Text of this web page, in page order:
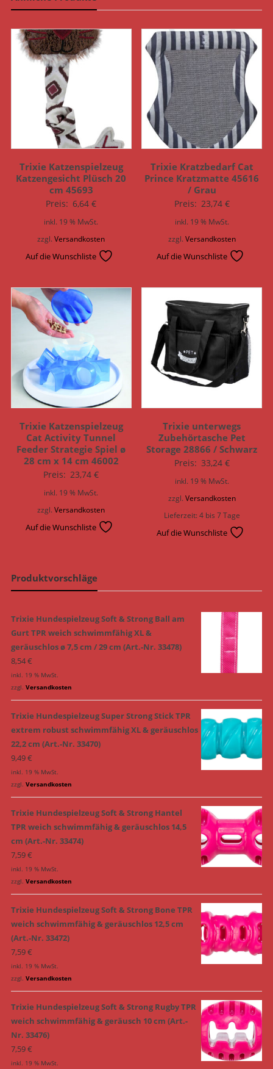
Trixie Katzenspielzeug
Katzengesicht Plüsch 20
cm 45693
Preis: 6,64€
inkl. 19 % MwSt.
zzgl.Versandkosten
Auf die Wunschliste
Trixie Kratzbedarf Cat
Prince Kratzmatte 45616
/ Grau
Preis: 23,74 €
inkl. 19 % MwSt.
zzgl.Versandkosten
Auf die Wunschliste
Trixie Katzenspielzeug
Cat Activity Tunnel
Feeder Strategie Spiel ø
28 cm x 14 cm 46002
Preis: 23,74€
inkl. 19 % MwSt.
zzgl.Versandkosten
Auf die Wunschliste
Trixie unterwegs
Zubehörtasche Pet
Storage 28866 / Schwarz
Preis: 33,24 €
inkl. 19 % MwSt.
zzgl. Versandkosten
Lieferzeit:4 bis 7 Tage
Auf die Wunschliste
Produktvorschläge
Trixie Hundespielzeug Soft & Strong Ball am
Gurt TPR weich schwimmfähig XL &
geräuschlos ø 7,5 cm / 29 cm (Art.-Nr. 33478)
8,54€
inkl. 19 % MwSt.
zzgl. Versandkosten
Trixie Hundespielzeug Super Strong Stick TPR
extrem robust schwimmfähig XL & geräuschlos
22,2 cm (Art.-Nr. 33470)
9,49€
inkl. 19 % MwSt.
zzgl. Versandkosten
Trixie Hundespielzeug Soft & Strong Hantel
TPR weich schwimmfähig & geräuschlos 14,5
cm (Art.-Nr. 33474)
7,59€
inkl. 19 % MwSt.
zzgl. Versandkosten
Trixie Hundespielzeug Soft & Strong Bone TPR
weich schwimmfähig & geräuschlos 12,5 cm
(Art.-Nr. 33472)
7,59€
inkl. 19 % MwSt.
zzgl. Versandkosten
Trixie Hundespielzeug Soft & Strong Rugby TPR
weich schwimmfähig & geräusch 10 cm (Art.-
Nr. 33476)
7,59€
inkl. 19 % MwSt.